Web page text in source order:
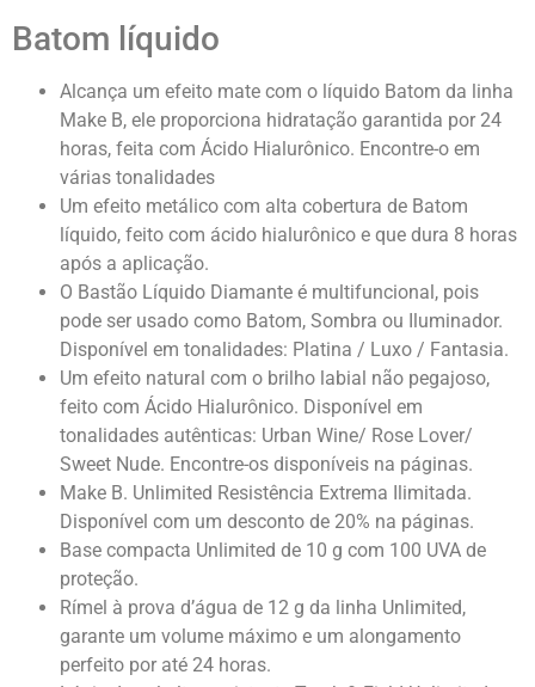
Batom líquido
Alcança um efeito mate com o líquido Batom da linha
Make B, ele proporciona hidratação garantida por 24
horas, feita com Ácido Hialurônico. Encontre-o em
várias tonalidades
Um efeito metálico com alta cobertura de Batom
líquido, feito com ácido hialurônico e que dura 8 horas
após a aplicação.
O Bastão Líquido Diamante é multifuncional, pois
pode ser usado como Batom, Sombra ou Iluminador.
Disponível em tonalidades: Platina / Luxo / Fantasia.
Um efeito natural com o brilho labial não pegajoso,
feito com Ácido Hialurônico. Disponível em
tonalidades autênticas: Urban Wine/ Rose Lover/
Sweet Nude. Encontre-os disponíveis na páginas.
Make B. Unlimited Resistência Extrema Ilimitada.
Disponível com um desconto de 20% na páginas.
Base compacta Unlimited de 10 g com 100 UVA de
proteção.
Rímel à prova d’água de 12 g da linha Unlimited,
garante um volume máximo e um alongamento
perfeito por até 24 horas.